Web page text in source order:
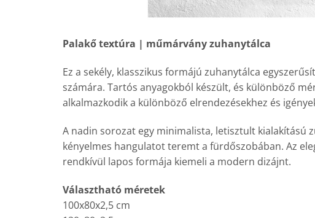
Palakő textúra | műmárvány zuhanytálca
Ez a sekély, klasszikus formájú zuhanytálca
számára. Tartós anyagokból készült, és különböző
alkalmazkodik a különböző elrendezésekhez és
A nadin sorozat egy minimalista, letisztult kialakítású
kényelmes hangulatot teremt a fürdőszobában. Az
rendkívül lapos formája kiemeli a modern dizájnt.
Választható méretek
100x80x2,5 cm